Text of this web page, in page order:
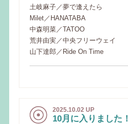
土岐麻子／夢で逢えたら
Milet／HANATABA
中森明菜／TATOO
荒井由実／中央フリーウェイ
山下達郎／Ride On Time
2025.10.02 UP
10月に入りました！